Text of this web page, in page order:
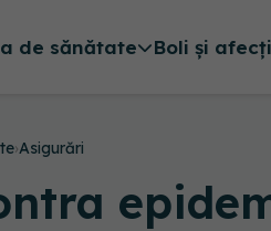
de sănătate Boli și
›Asigurări